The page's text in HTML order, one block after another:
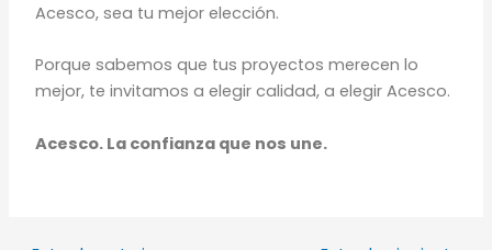
Acesco, sea tu mejor elección.
Porque sabemos que tus proyectos merecen lo
mejor, te invitamos a elegir calidad, a elegir Acesco.
Acesco. La confianza que nos une.